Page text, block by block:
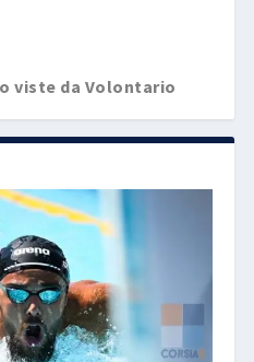
viste da Volontario